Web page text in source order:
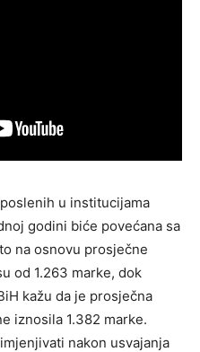
u institucijama
godini biće povećana sa
na osnovu prosječne
od 1.263 marke, dok
kažu da je prosječna
iznosila 1.382 marke.
nakon usvajanja